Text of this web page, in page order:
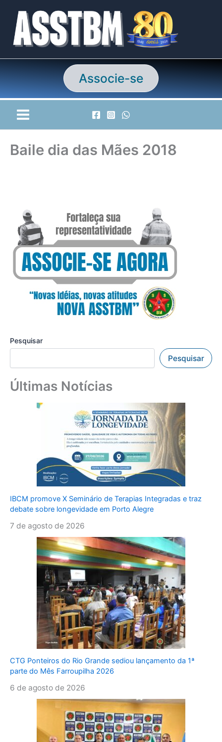
conteúdo
Associe-se
Baile dia das Mães 2018
Pesquisar
Pesquisar
Últimas Notícias
IBCM promove X Seminário de Terapias Integradas e traz
debate sobre longevidade em Porto Alegre
7 de agosto de 2026
CTG Ponteiros do Rio Grande sediou lançamento da 1ª
parte do Mês Farroupilha 2026
6 de agosto de 2026